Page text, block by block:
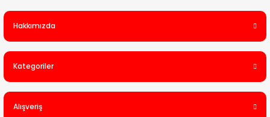
Hakkımızda
Kategoriler
Alışveriş